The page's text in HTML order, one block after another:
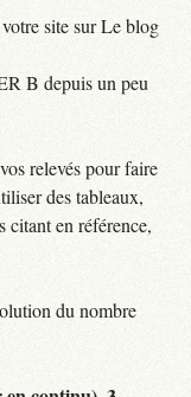
site sur Le blog
B depuis un peu
relevés pour faire
des tableaux,
citant en référence,
du nombre